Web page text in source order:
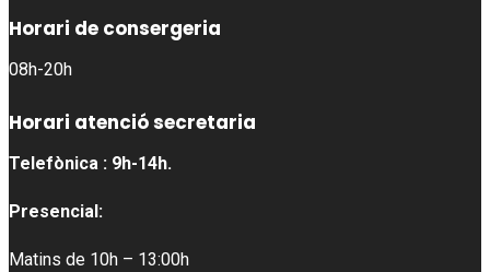
Horari de consergeria
08h-20h
Horari atenció secretaria
Telefònica : 9h-14h.
Presencial:
Matins de 10h – 13:00h